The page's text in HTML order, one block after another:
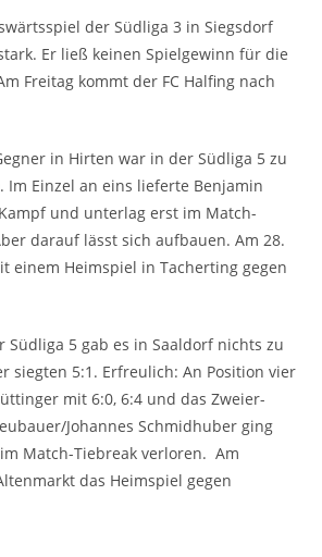
der Südliga 3 in Siegsdorf
Er ließ keinen Spielgewinn für die
Freitag kommt der FC Halfing nach
in Hirten war in der Südliga 5 zu
Im Einzel an eins lieferte Benjamin
und unterlag erst im Match-
darauf lässt sich aufbauen. Am 28.
einem Heimspiel in Tacherting gegen
Südliga 5 gab es in Saaldorf nichts zu
siegten 5:1. Erfreulich: An Position vier
mit 6:0, 6:4 und das Zweier-
Johannes Schmidhuber ging
Match-Tiebreak verloren. Am
das Heimspiel gegen